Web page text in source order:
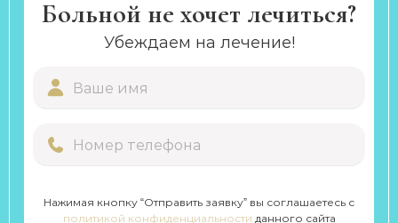
Больной не хочет лечиться?
Убеждаем на лечение!
Нажимая кнопку “Отправить заявку” вы соглашаетесь с
политикой конфиденциальности данного сайта